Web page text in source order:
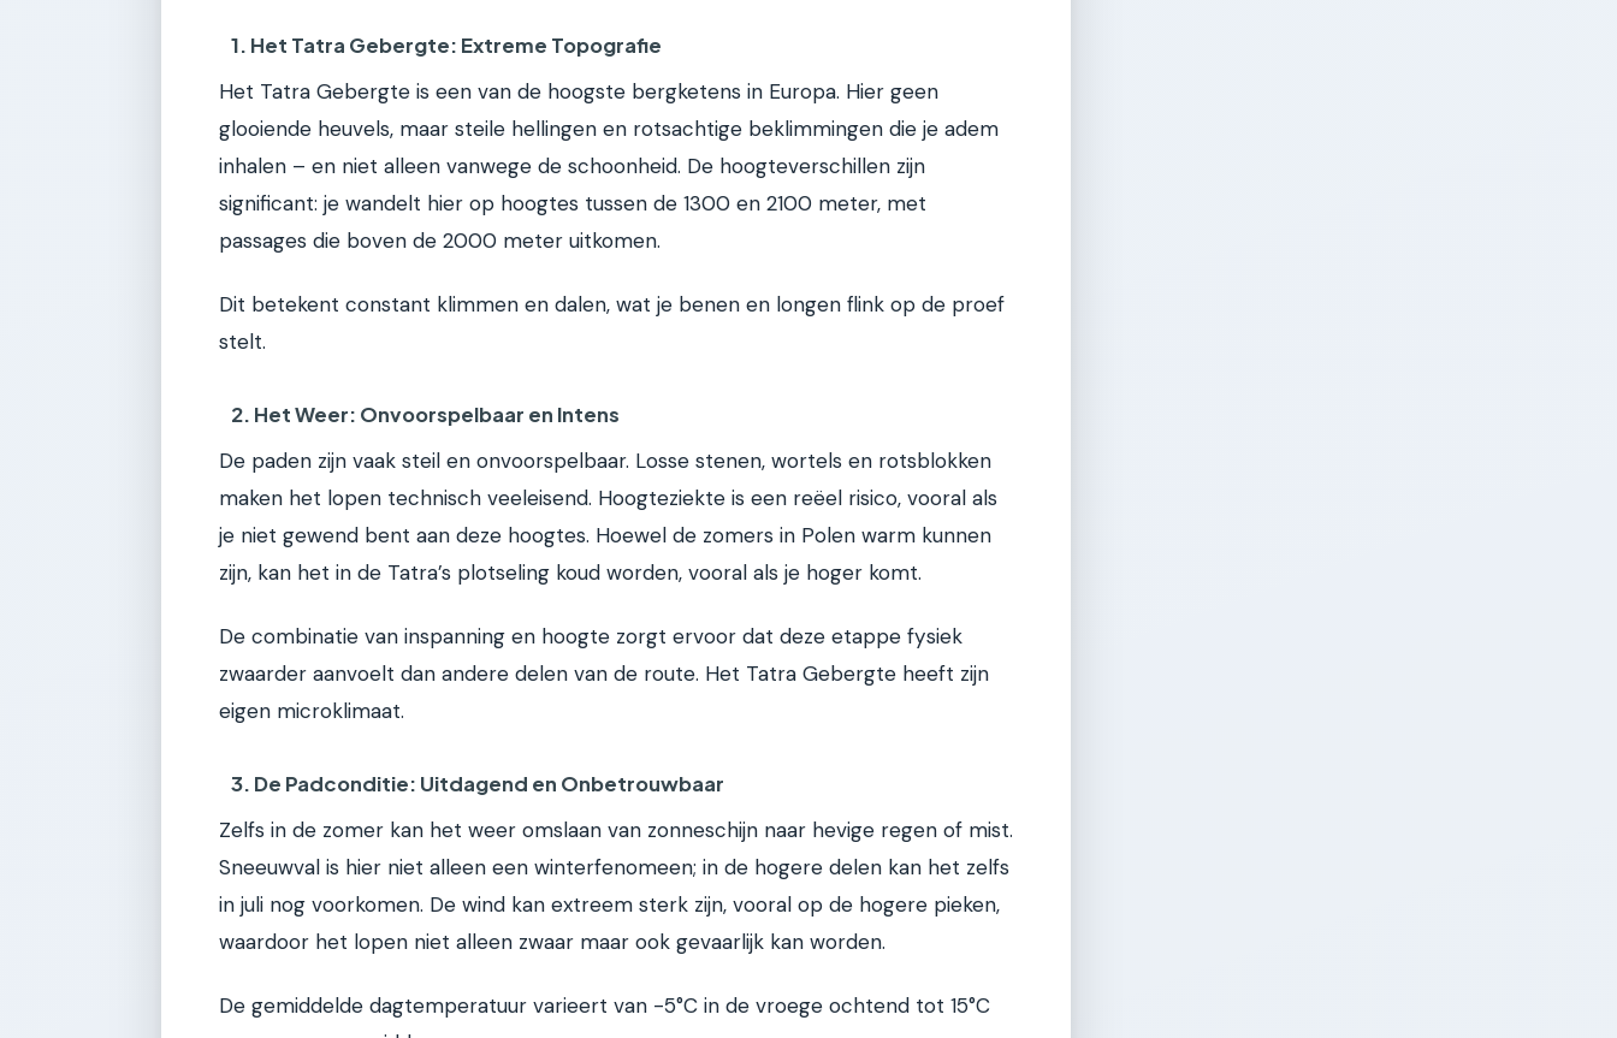
1. Het Tatra Gebergte: Extreme Topografie
Het Tatra Gebergte is een van de hoogste bergketens in Europa. Hier geen
glooiende heuvels, maar steile hellingen en rotsachtige beklimmingen die je adem
inhalen – en niet alleen vanwege de schoonheid. De hoogteverschillen zijn
significant: je wandelt hier op hoogtes tussen de 1300 en 2100 meter, met
passages die boven de 2000 meter uitkomen.
Dit betekent constant klimmen en dalen, wat je benen en longen flink op de proef
stelt.
2. Het Weer: Onvoorspelbaar en Intens
De paden zijn vaak steil en onvoorspelbaar. Losse stenen, wortels en rotsblokken
maken het lopen technisch veeleisend. Hoogteziekte is een reëel risico, vooral als
je niet gewend bent aan deze hoogtes. Hoewel de zomers in Polen warm kunnen
zijn, kan het in de Tatra’s plotseling koud worden, vooral als je hoger komt.
De combinatie van inspanning en hoogte zorgt ervoor dat deze etappe fysiek
zwaarder aanvoelt dan andere delen van de route. Het Tatra Gebergte heeft zijn
eigen microklimaat.
3. De Padconditie: Uitdagend en Onbetrouwbaar
Zelfs in de zomer kan het weer omslaan van zonneschijn naar hevige regen of mist.
Sneeuwval is hier niet alleen een winterfenomeen; in de hogere delen kan het zelfs
in juli nog voorkomen. De wind kan extreem sterk zijn, vooral op de hogere pieken,
waardoor het lopen niet alleen zwaar maar ook gevaarlijk kan worden.
De gemiddelde dagtemperatuur varieert van -5°C in de vroege ochtend tot 15°C